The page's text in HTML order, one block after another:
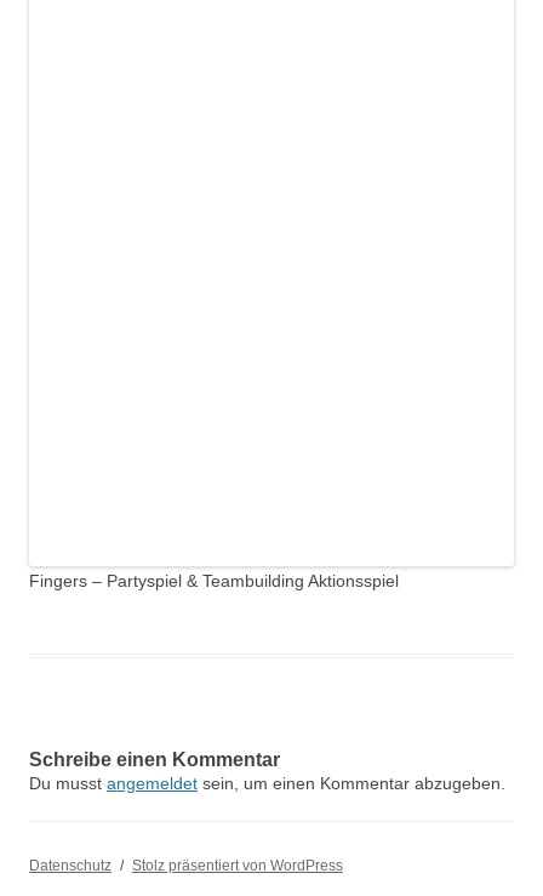
Fingers – Partyspiel & Teambuilding Aktionsspiel
Schreibe einen Kommentar
Du musst angemeldet sein, um einen Kommentar abzugeben.
Datenschutz Stolz präsentiert von WordPress